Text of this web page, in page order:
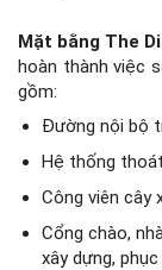
Mặt bằng The
hoàn thành việc
gồm:
Đường nội bộ
Hệ thống
Công viên cây
Cổng chào,
xây dựng,